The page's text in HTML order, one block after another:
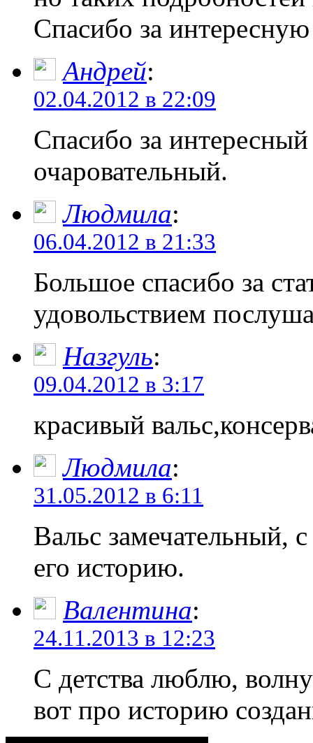
Спасибо за
Андрей:
02.04.2012 в 22:09
Спасибо за интересный
очаровательный.
Людмила:
06.04.2012 в 21:33
Большое спасибо за
удовольствием
Назгуль:
09.04.2012 в 3:17
красивый
Людмила:
31.05.2012 в 6:11
Вальс замечательный,
его историю.
Валентина:
24.11.2013 в 12:23
С детства люблю,
вот про историю